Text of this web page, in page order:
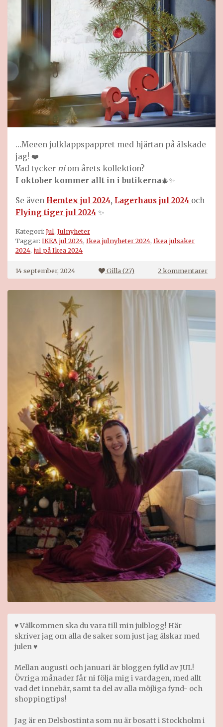
…Meeen julklappspappret med hjärtan på älskade
jag! ❤️
Vad tycker niom årets kollektion?
I oktober kommer allt in i butikerna🎄✨
Se även Hemtex jul 2024, Lagerhaus jul 2024 och
Flying tiger jul 2024 ✨
Kategori: Jul, Julnyheter
Taggar: IKEA jul 2024, Ikea julnyheter 2024, Ikea julsaker
2024, jul på Ikea 2024
14 september, 2024 Gilla (27) 2 kommentarertill
IKEA
jul
♥ Välkommen ska du vara till min julblogg! Här
skriver jag om alla de saker som just jag älskar med
julen ♥
Mellan augusti och januari är bloggen fylld av JUL!
Övriga månader får ni följa mig i vardagen, med allt
vad det innebär, samt ta del av alla möjliga fynd- och
shoppingtips!
Jag är en Delsbostinta som nu är bosatt i Stockholm i